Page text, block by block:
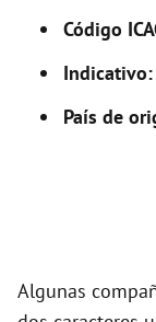
Código
Indicativo:
País de
Algunas